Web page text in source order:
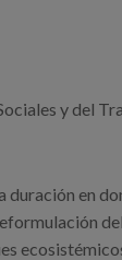
y del
en